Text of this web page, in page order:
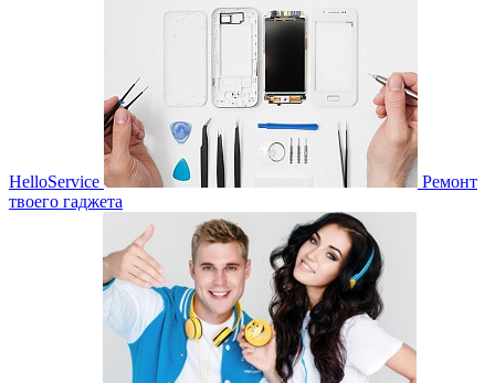
HelloService
Ремонт
твоего гаджета